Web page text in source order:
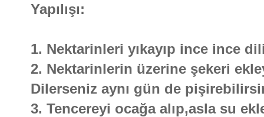
Yapılışı:
1. Nektarinleri yıkayıp ince ince
2. Nektarinlerin üzerine şekeri
Dilerseniz aynı gün de
3. Tencereyi ocağa alıp,asla su